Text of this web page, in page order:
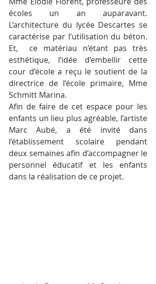
écoles un an auparavant.
L’architecture du lycée Descartes se
caractérise par l’utilisation du béton.
Et,  ce matériau n’étant pas très
esthétique, l’idée d’embellir cette
cour d’école a reçu le soutient de la
directrice de l’école primaire, Mme
Schmitt Marina.
Afin de faire de cet espace pour les
enfants un lieu plus agréable, l’artiste
Marc Aubé, a été invité dans
l’établissement scolaire pendant
deux semaines afin d’accompagner le
personnel éducatif et les enfants
dans la réalisation de ce projet.